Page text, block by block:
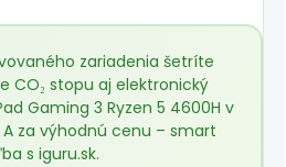
zariadenia šetríte
CO₂ stopu aj elektronický
Gaming 3 Ryzen 5 4600H v
za výhodnú cenu – smart
s iguru.sk.